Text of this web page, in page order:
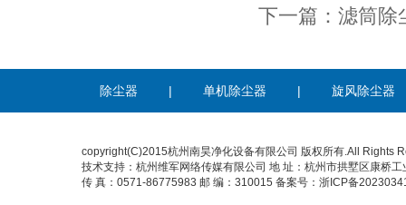
下一篇：​滤筒除
除尘器 | 单机除尘器 | 旋风除尘器
copyright(C)2015杭州南昊净化设备有限公司 版权所有.All Rights
技术支持：杭州维军网络传媒有限公司 地 址：杭州市拱墅区康桥
传 真：0571-86775983 邮 编：310015 备案号：浙ICP备